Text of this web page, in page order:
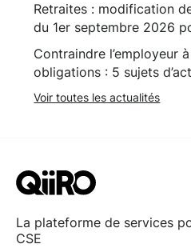
Retraites : modification
du 1er septembre 2026
Contraindre l’employeur
obligations : 5 sujets
Voir toutes les actualités
La plateforme de services
CSE